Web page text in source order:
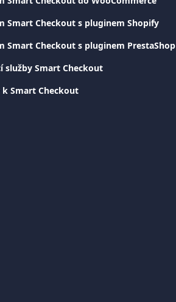
Smart Checkout s pluginem Shopify
Smart Checkout s pluginem PrestaShop
služby Smart Checkout
Smart Checkout